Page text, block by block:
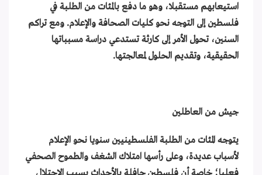
استيعابهم مستقبلا، وهو ما دفع بالمئات من الطلبة في
فلسطين إلى التوجه نحو كليات الصحافة والإعلام. ومع تراكم
السنين، تحول الأمر إلى كارثة تستدعي دراسة مسبباتها
الحقيقية، وتقديم الحلول لمعالجتها.
جيش من العاطلين
يتوجه المئات من الطلبة الفلسطينيين سنويا نحو الإعلام
لأسباب عديدة، وعلى رأسها امتلاك الشغف والطموح الصحفي